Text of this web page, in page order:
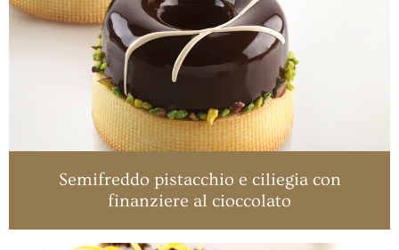
Semifreddo pistacchio e ciliegia con
finanziere al cioccolato